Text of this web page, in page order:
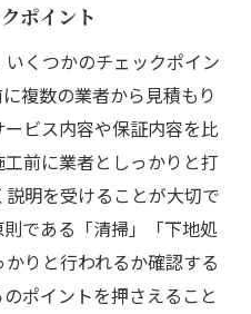
ポイント
くつかのチェックポイン
複数の業者から見積もり
ビス内容や保証内容を比
前に業者としっかりと打
明を受けることが大切で
である「清掃」「下地処
りと行われるか確認する
ポイントを押さえること